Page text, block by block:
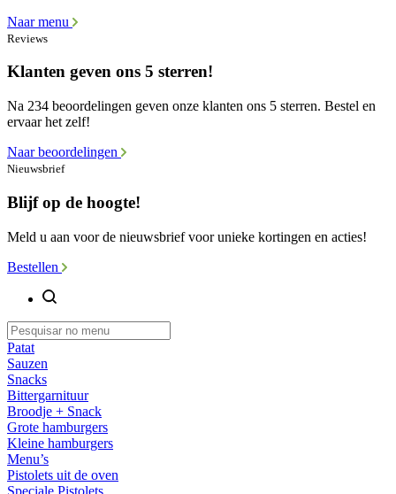
Naar menu
Reviews
Klanten geven ons 5 sterren!
Na 234 beoordelingen geven onze klanten ons 5 sterren. Bestel en
ervaar het zelf!
Naar beoordelingen
Nieuwsbrief
Blijf op de hoogte!
Meld u aan voor de nieuwsbrief voor unieke kortingen en acties!
Bestellen
Patat
Sauzen
Snacks
Bittergarnituur
Broodje + Snack
Grote hamburgers
Kleine hamburgers
Menu’s
Pistolets uit de oven
Speciale Pistolets